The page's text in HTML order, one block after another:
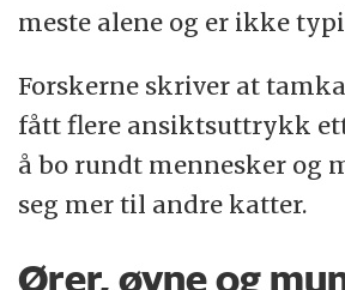
meste alene og er ikke
Forskerne skriver at
fått flere ansiktsuttrykk
å bo rundt mennesker og
seg mer til andre katter.
Ører, øyne og